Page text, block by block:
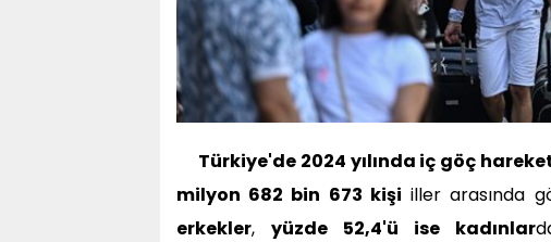
Türkiye'de 2024 yılında iç göç
milyon 682 bin 673 kişi iller arasında
erkekler, yüzde 52,4'ü ise kadınlar